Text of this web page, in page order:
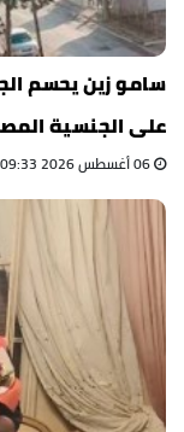
سامو زين يحسم
على الجنسية